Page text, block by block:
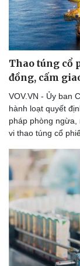
Thao túng cổ
đồng, cấm
VOV.VN - Ủy ban
hành loạt quyết
pháp phòng ngừa,
vi thao túng cổ